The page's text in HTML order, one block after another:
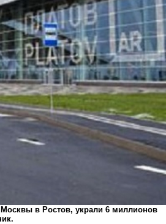
в Ростов, украли 6 миллионов